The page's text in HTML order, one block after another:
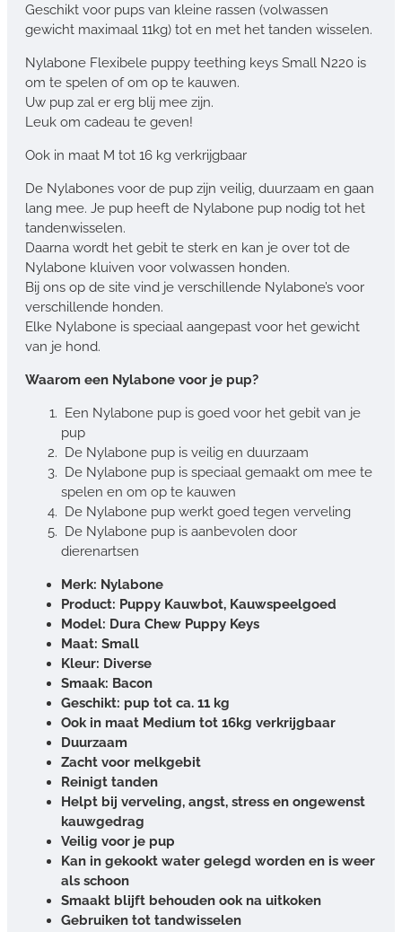
Geschikt voor pups van kleine rassen (volwassen
gewicht maximaal 11kg) tot en met het tanden wisselen.
Nylabone Flexibele puppy teething keys Small N220 is
om te spelen of om op te kauwen.
Uw pup zal er erg blij mee zijn.
Leuk om cadeau te geven!
Ook in maat M tot 16 kg verkrijgbaar
De Nylabones voor de pup zijn veilig, duurzaam en gaan
lang mee. Je pup heeft de Nylabone pup nodig tot het
tandenwisselen.
Daarna wordt het gebit te sterk en kan je over tot de
Nylabone kluiven voor volwassen honden.
Bij ons op de site vind je verschillende Nylabone’s voor
verschillende honden.
Elke Nylabone is speciaal aangepast voor het gewicht
van je hond.
Waarom een Nylabone voor je pup?
Een Nylabone pup is goed voor het gebit van je
pup
De Nylabone pup is veilig en duurzaam
De Nylabone pup is speciaal gemaakt om mee te
spelen en om op te kauwen
De Nylabone pup werkt goed tegen verveling
De Nylabone pup is aanbevolen door
dierenartsen
Merk: Nylabone
Product: Puppy Kauwbot, Kauwspeelgoed
Model: Dura Chew Puppy Keys
Maat: Small
Kleur: Diverse
Smaak: Bacon
Geschikt: pup tot ca. 11 kg
Ook in maat Medium tot 16kg verkrijgbaar
Duurzaam
Zacht voor melkgebit
Reinigt tanden
Helpt bij verveling, angst, stress en ongewenst
kauwgedrag
Veilig voor je pup
Kan in gekookt water gelegd worden en is weer
als schoon
Smaakt blijft behouden ook na uitkoken
Gebruiken tot tandwisselen